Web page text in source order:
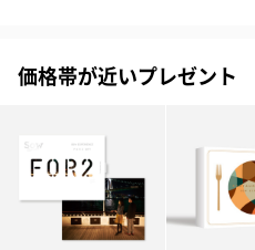
ドライフラワー・プリザーブ
一部花材が写真と異なる場合が
い。パッケージに入れてお届けし
価格帯が近いプレゼント